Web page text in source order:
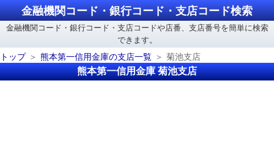
金融機関コード・銀行コード・支店コード検索
金融機関コード・銀行コード・支店コードや店番、支店番号を簡単に検索
できます。
トップ
熊本第一信用金庫の支店一覧 菊池支店
熊本第一信用金庫 菊池支店